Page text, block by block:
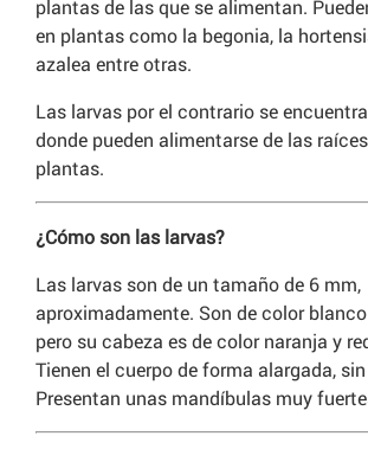
plantas de las que se alimentan.
en plantas como la begonia, la
azalea entre otras.
Las larvas por el contrario se
donde pueden alimentarse de las
plantas.
¿Cómo son las larvas?
Las larvas son de un tamaño de 6 mm,
aproximadamente. Son de color
pero su cabeza es de color naranja y
Tienen el cuerpo de forma alargada,
Presentan unas mandíbulas muy